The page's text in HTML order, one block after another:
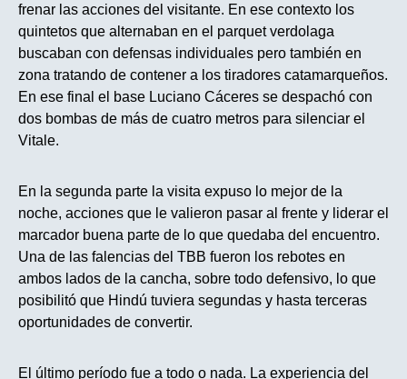
frenar las acciones del visitante. En ese contexto los
quintetos que alternaban en el parquet verdolaga
buscaban con defensas individuales pero también en
zona tratando de contener a los tiradores catamarqueños.
En ese final el base Luciano Cáceres se despachó con
dos bombas de más de cuatro metros para silenciar el
Vitale.
En la segunda parte la visita expuso lo mejor de la
noche, acciones que le valieron pasar al frente y liderar el
marcador buena parte de lo que quedaba del encuentro.
Una de las falencias del TBB fueron los rebotes en
ambos lados de la cancha, sobre todo defensivo, lo que
posibilitó que Hindú tuviera segundas y hasta terceras
oportunidades de convertir.
El último período fue a todo o nada. La experiencia del